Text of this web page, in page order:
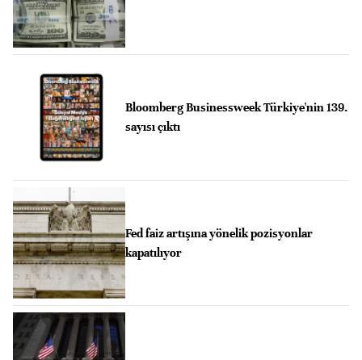
Bloomberg Businessweek Türkiye'nin 139.
sayısı çıktı
Fed faiz artışına yönelik pozisyonlar
kapatılıyor